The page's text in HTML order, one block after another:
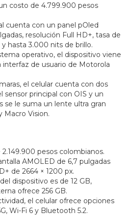
costo de 4.799.900 pesos
cuenta con un panel pOled
resolución Full HD+, tasa de
y hasta 3.000 nits de brillo.
operativo, el dispositivo viene
interfaz de usuario de Motorola
el celular cuenta con dos
sensor principal con OIS y un
se le suma un lente ultra gran
Macro Vision.
pesos colombianos.
AMOLED de 6,7 pulgadas
de 2664 × 1200 px.
dispositivo es de 12 GB,
ofrece 256 GB.
el celular ofrece opciones
Wi-Fi 6 y Bluetooth 5.2.